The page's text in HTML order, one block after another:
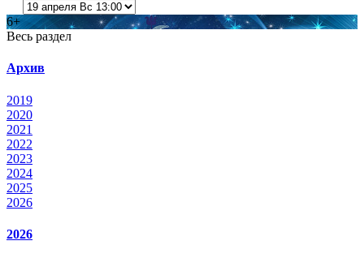
6+
Весь раздел
Архив
2019
2020
2021
2022
2023
2024
2025
2026
2026